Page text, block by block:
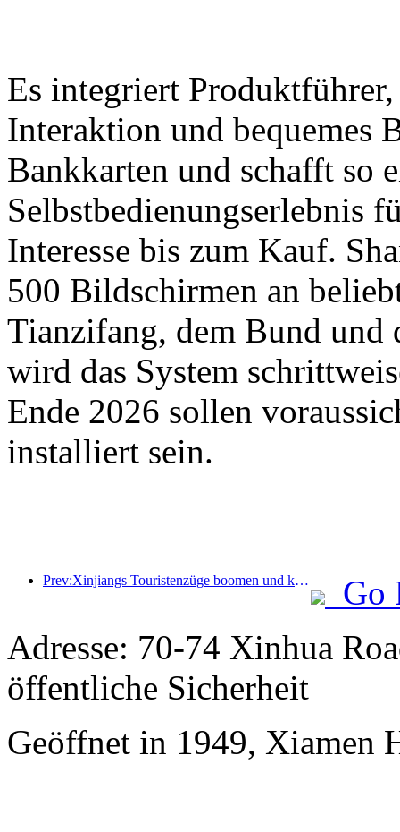
Es integriert
Interaktion und bequemes
Bankkarten und schafft so
Selbstbedienungserlebnis
Interesse bis zum Kauf.
500 Bildschirmen an
Tianzifang, dem Bund und
wird das System
Ende 2026 sollen
installiert sein.
Prev:Xinjiangs Touristenzüge boomen und kurbeln die Kultur- und Tourismuswirtschaft an
Go
Adresse: 70-74 Xinhua
öffentliche Sicherheit
Geöffnet in 1949, Xiamen